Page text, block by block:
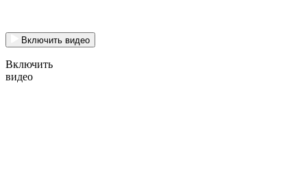
Включить видео
Включить
видео